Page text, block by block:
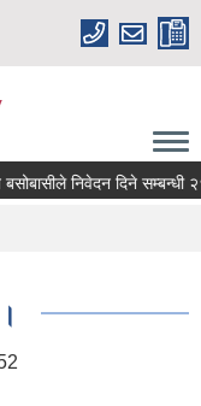
निवेदन दिने सम्बन्धी २१